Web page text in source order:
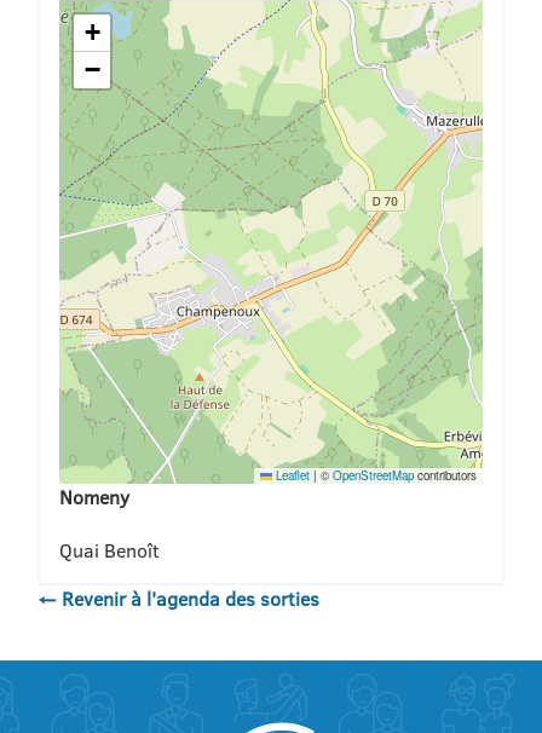
+
−
Leaflet | ©OpenStreetMap contributors
Nomeny
Quai Benoît
← Revenir à l'agenda des sorties